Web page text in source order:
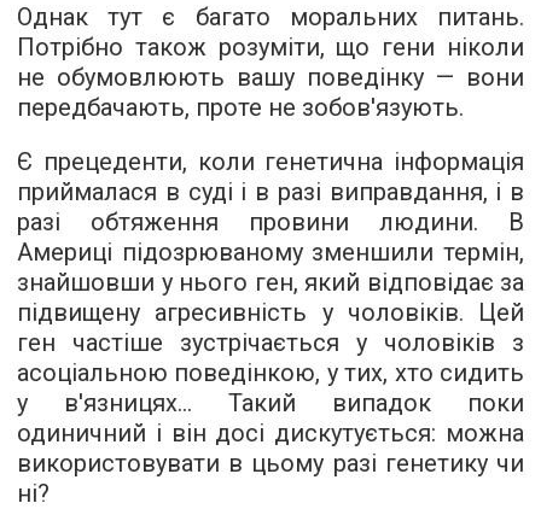
Однак тут є багато моральних питань.
Потрібно також розуміти, що гени ніколи
не обумовлюють вашу поведінку — вони
передбачають, проте не зобов'язують.
Є прецеденти, коли генетична інформація
приймалася в суді і в разі виправдання, і в
разі обтяження провини людини. В
Америці підозрюваному зменшили термін,
знайшовши у нього ген, який відповідає за
підвищену агресивність у чоловіків. Цей
ген частіше зустрічається у чоловіків з
асоціальною поведінкою, у тих, хто сидить
у в'язницях... Такий випадок поки
одиничний і він досі дискутується: можна
використовувати в цьому разі генетику чи
ні?